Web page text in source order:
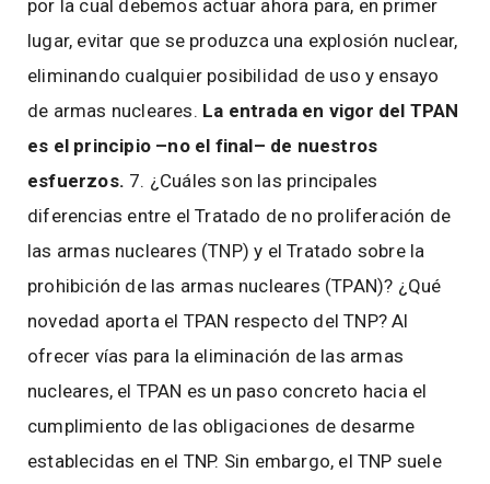
por la cual debemos actuar ahora para, en primer
lugar, evitar que se produzca una explosión nuclear,
eliminando cualquier posibilidad de uso y ensayo
de armas nucleares. La entrada en vigor del TPAN
es el principio –no el final– de nuestros
esfuerzos. 7. ¿Cuáles son las principales
diferencias entre el Tratado de no proliferación de
las armas nucleares (TNP) y el Tratado sobre la
prohibición de las armas nucleares (TPAN)? ¿Qué
novedad aporta el TPAN respecto del TNP? Al
ofrecer vías para la eliminación de las armas
nucleares, el TPAN es un paso concreto hacia el
cumplimiento de las obligaciones de desarme
establecidas en el TNP. Sin embargo, el TNP suele